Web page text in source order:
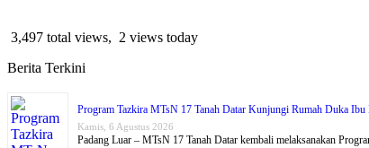
3,497 total views, 2 views today
Berita Terkini
Program Tazkira MTsN 17 Tanah Datar Kunjungi Rumah Duka
Kamis, 6 Agustus 2026
Padang Luar – MTsN 17 Tanah Datar kembali melaksanakan